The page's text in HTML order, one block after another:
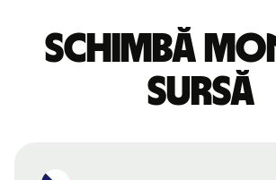
Schimbă
sursă